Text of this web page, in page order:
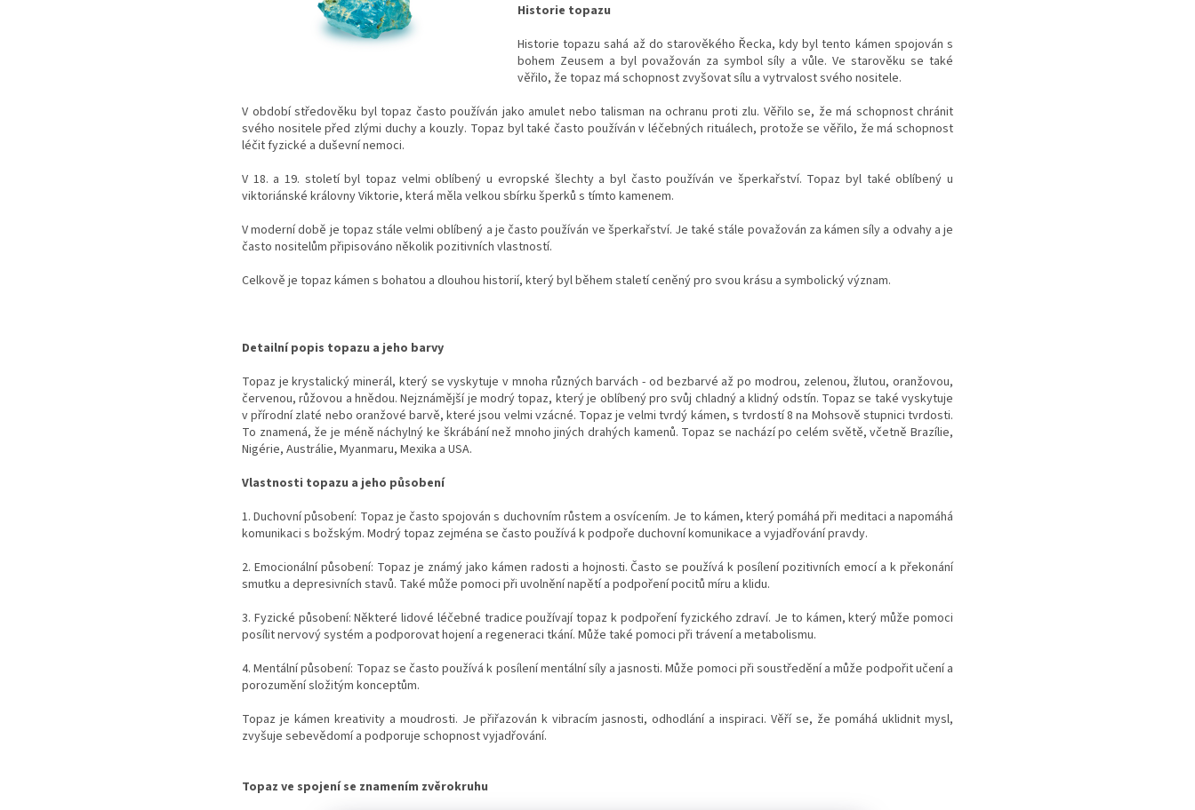
Historie topazu
Historie topazu sahá až do starověkého Řecka, kdy byl tento kámen spojován s
bohem Zeusem a byl považován za symbol síly a vůle. Ve starověku se také
věřilo, že topaz má schopnost zvyšovat sílu a vytrvalost svého nositele.
V období středověku byl topaz často používán jako amulet nebo talisman na ochranu proti zlu. Věřilo se, že má schopnost chránit
svého nositele před zlými duchy a kouzly. Topaz byl také často používán v léčebných rituálech, protože se věřilo, že má schopnost
léčit fyzické a duševní nemoci.
V 18. a 19. století byl topaz velmi oblíbený u evropské šlechty a byl často používán ve šperkařství. Topaz byl také oblíbený u
viktoriánské královny Viktorie, která měla velkou sbírku šperků s tímto kamenem.
V moderní době je topaz stále velmi oblíbený a je často používán ve šperkařství. Je také stále považován za kámen síly a odvahy a je
často nositelům připisováno několik pozitivních vlastností.
Celkově je topaz kámen s bohatou a dlouhou historií, který byl během staletí ceněný pro svou krásu a symbolický význam.
Detailní popis topazu a jeho barvy
Topaz je krystalický minerál, který se vyskytuje v mnoha různých barvách - od bezbarvé až po modrou, zelenou, žlutou, oranžovou,
červenou, růžovou a hnědou. Nejznámější je modrý topaz, který je oblíbený pro svůj chladný a klidný odstín. Topaz se také vyskytuje
v přírodní zlaté nebo oranžové barvě, které jsou velmi vzácné. Topaz je velmi tvrdý kámen, s tvrdostí 8 na Mohsově stupnici tvrdosti.
To znamená, že je méně náchylný ke škrábání než mnoho jiných drahých kamenů. Topaz se nachází po celém světě, včetně Brazílie,
Nigérie, Austrálie, Myanmaru, Mexika a USA.
Vlastnosti topazu a jeho působení
1. Duchovní působení: Topaz je často spojován s duchovním růstem a osvícením. Je to kámen, který pomáhá při meditaci a napomáhá
komunikaci s božským. Modrý topaz zejména se často používá k podpoře duchovní komunikace a vyjadřování pravdy.
2. Emocionální působení: Topaz je známý jako kámen radosti a hojnosti. Často se používá k posílení pozitivních emocí a k překonání
smutku a depresivních stavů. Také může pomoci při uvolnění napětí a podpoření pocitů míru a klidu.
3. Fyzické působení: Některé lidové léčebné tradice používají topaz k podpoření fyzického zdraví. Je to kámen, který může pomoci
posílit nervový systém a podporovat hojení a regeneraci tkání. Může také pomoci při trávení a metabolismu.
4. Mentální působení: Topaz se často používá k posílení mentální síly a jasnosti. Může pomoci při soustředění a může podpořit učení a
porozumění složitým konceptům.
Topaz je kámen kreativity a moudrosti. Je přiřazován k vibracím jasnosti, odhodlání a inspiraci. Věří se, že pomáhá uklidnit mysl,
zvyšuje sebevědomí a podporuje schopnost vyjadřování.
Topaz ve spojení se znamením zvěrokruhu